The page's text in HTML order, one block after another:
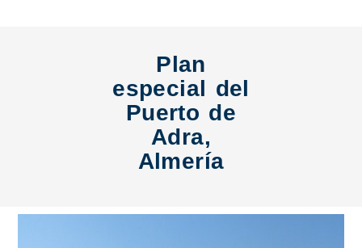
Plan
especial del
Puerto de
Adra,
Almería